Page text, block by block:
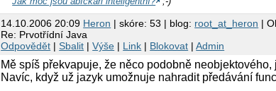
14.10.2006 20:09 Heron | skóre: 53 | blog: root_at_heron |
Re: Prvotřídní Java
Odpovědět |Sbalit |Výše | Link | Blokovat |Admin
Mě spíš překvapuje, že něco podobně
Navíc, když už jazyk umožnuje nahradit předávání